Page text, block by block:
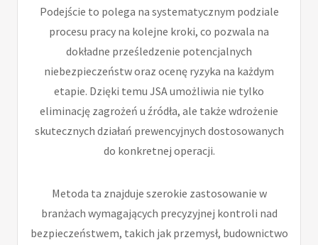
Podejście to polega na systematycznym podziale
procesu pracy na kolejne kroki, co pozwala na
dokładne prześledzenie potencjalnych
niebezpieczeństw oraz ocenę ryzyka na każdym
etapie. Dzięki temu JSA umożliwia nie tylko
eliminację zagrożeń u źródła, ale także wdrożenie
skutecznych działań prewencyjnych dostosowanych
do konkretnej operacji.
Metoda ta znajduje szerokie zastosowanie w
branżach wymagających precyzyjnej kontroli nad
bezpieczeństwem, takich jak przemysł, budownictwo